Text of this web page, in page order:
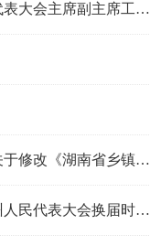
关于修改《湖南省乡镇人民代表大会主席团和乡镇人民代表大会主席副主席工作若干规定》等地方性法规的决定（草案）的说明
湖南省人民代表大会法制委员会关于湖南省人大常委会关于修改《湖南省乡镇人民代表大会主席团和乡镇人民代表大会主席副主席工作若干规定》等地方性法规的决定（草案）审议结果的报告
湖南省人民代表大会常务委员会关于批准长沙等12个市州人民代表大会换届时间调整的决定